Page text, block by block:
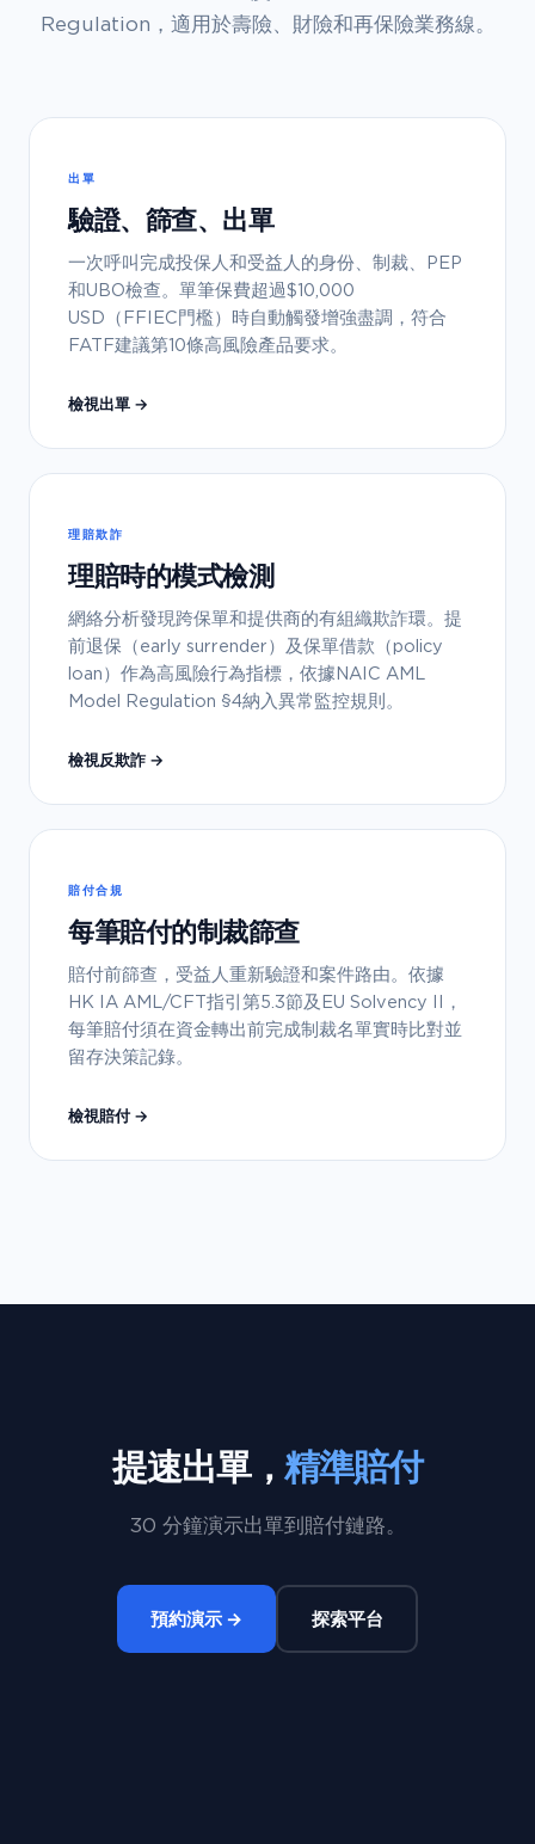
Regulation，適用於壽險、財險和再保險業務線。
出單
驗證、篩查、出單
一次呼叫完成投保人和受益人的身份、制裁、PEP
和UBO檢查。單筆保費超過$10,000
USD（FFIEC門檻）時自動觸發增強盡調，符合
FATF建議第10條高風險產品要求。
檢視出單 →
理賠欺詐
理賠時的模式檢測
網絡分析發現跨保單和提供商的有組織欺詐環。提
前退保（early surrender）及保單借款（policy
loan）作為高風險行為指標，依據NAIC AML
Model Regulation §4納入異常監控規則。
檢視反欺詐 →
賠付合規
每筆賠付的制裁篩查
賠付前篩查，受益人重新驗證和案件路由。依據
HK IA AML/CFT指引第5.3節及EU Solvency II，
每筆賠付須在資金轉出前完成制裁名單實時比對並
留存決策記錄。
檢視賠付 →
提速出單，精準賠付
30 分鐘演示出單到賠付鏈路。
預約演示 → 探索平台